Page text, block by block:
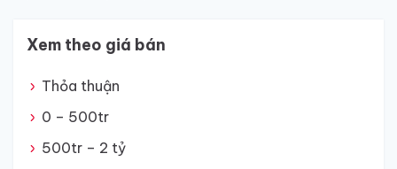
Xem theo giá bán
Thỏa thuận
0 – 500tr
500tr – 2 tỷ